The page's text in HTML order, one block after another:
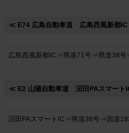
≪ E74 広島自動車道 広島西風新
広島西風新都IC⇒県道71号⇒県道38
≪ E2 山陽自動車道 沼田PAスマ
沼田PAスマートIC⇒県道38号⇒国道